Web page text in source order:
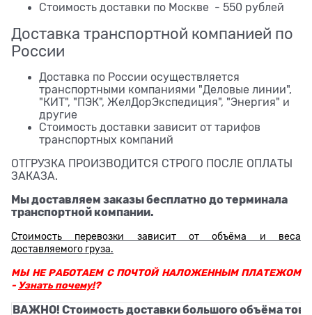
Стоимость доставки по Москве - 550 рублей
Доставка транспортной компанией по
России
Доставка по России осуществляется
транспортными компаниями "Деловые линии",
"КИТ", "ПЭК", ЖелДорЭкспедиция", "Энергия" и
другие
Стоимость доставки зависит от тарифов
транспортных компаний
ОТГРУЗКА ПРОИЗВОДИТСЯ СТРОГО ПОСЛЕ ОПЛАТЫ
ЗАКАЗА.
Мы доставляем заказы бесплатно до терминала
транспортной компании.
Стоимость перевозки зависит от объёма и веса
доставляемого груза.
МЫ НЕ РАБОТАЕМ С ПОЧТОЙ НАЛОЖЕННЫМ ПЛАТЕЖОМ
- Узнать почему!?
ВАЖНО! Стоимость доставки большого объёма